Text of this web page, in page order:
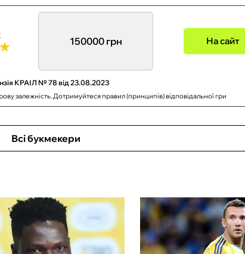
150000 грн На сайт
КРАІЛ № 78 від 23.08.2023
залежність. Дотримуйтеся правил (принципів) відповідальної гри
Всі букмекери